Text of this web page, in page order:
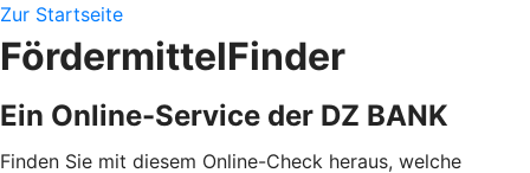
Zur Startseite
FördermittelFinder
Ein Online-Service der DZ BANK
Finden Sie mit diesem Online-Check heraus, welche